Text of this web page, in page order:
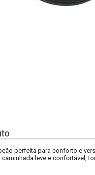
perfeita para conforto e
leve e confortável,